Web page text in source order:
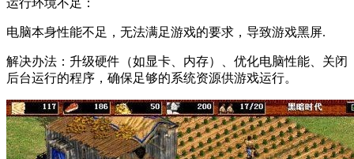
运行环境不足：
电脑本身性能不足，无法满足游戏的要求，导致游戏黑屏.
解决办法：升级硬件（如显卡、内存）、优化电脑性能、关闭
后台运行的程序，确保足够的系统资源供游戏运行。